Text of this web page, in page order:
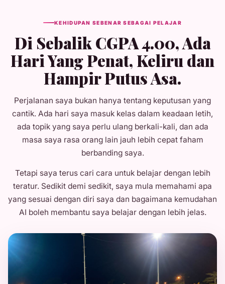
KEHIDUPAN SEBENAR SEBAGAI PELAJAR
Di Sebalik CGPA 4.00, Ada
Hari Yang Penat, Keliru dan
Hampir Putus Asa.
Perjalanan saya bukan hanya tentang keputusan yang
cantik. Ada hari saya masuk kelas dalam keadaan letih,
ada topik yang saya perlu ulang berkali-kali, dan ada
masa saya rasa orang lain jauh lebih cepat faham
berbanding saya.
Tetapi saya terus cari cara untuk belajar dengan lebih
teratur. Sedikit demi sedikit, saya mula memahami apa
yang sesuai dengan diri saya dan bagaimana kemudahan
AI boleh membantu saya belajar dengan lebih jelas.